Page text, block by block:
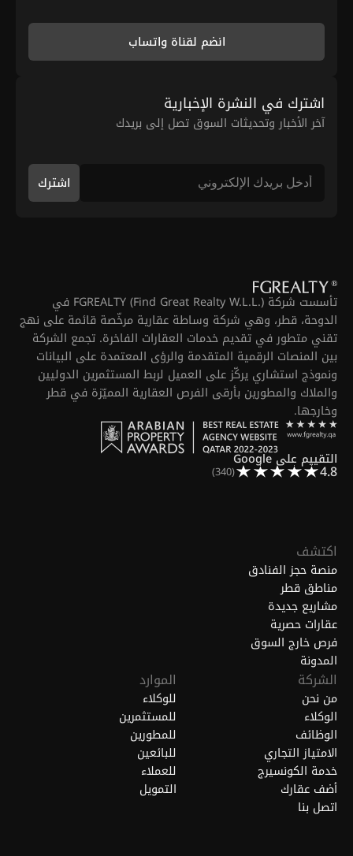
انضم لقناة واتساب
اشترك في النشرة الإخبارية
آخر الأخبار وتحديثات السوق تصل إلى بريدك
اشترك
تأسست شركة FGREALTY (Find Great Realty W.L.L.) في
الدوحة، قطر، وهي شركة وساطة عقارية مرخّصة قائمة على نهج
تقني متطور في تقديم خدمات العقارات الفاخرة. تجمع الشركة
بين المنصات الرقمية المتقدمة والرؤى المعتمدة على البيانات
ونموذج استشاري يركّز على العميل لربط المستثمرين الدوليين
والملاك والمطورين بأرقى الفرص العقارية المميّزة في قطر
وخارجها.
التقييم على Google
4.8
(340)
اكتشف
منصة حجز الفنادق
مناطق قطر
مشاريع جديدة
عقارات حصرية
فرص خارج السوق
المدونة
الشركة
من نحن
الوكلاء
الوظائف
الامتياز التجاري
خدمة الكونسيرج
أضف عقارك
اتصل بنا
الموارد
للوكلاء
للمستثمرين
للمطورين
للبائعين
للعملاء
التمويل